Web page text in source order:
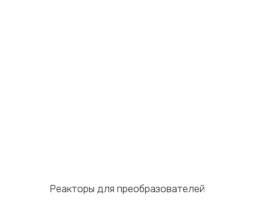
Реакторы для преобразователей